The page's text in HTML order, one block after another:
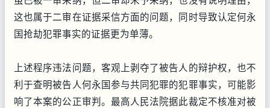
这也属于二审在证据采信方面的问题，同时导致认定何永
国抢劫犯罪事实的证据更为单薄。
上述程序违法问题，客观上剥夺了被告人的辩护权，也不
利于查明被告人何永国参与共同犯罪的犯罪事实，可能影
响了本案的公正审判。最高人民法院据此裁定不核准对被